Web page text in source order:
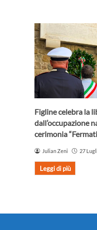
Figline celebra la
dall’occupazione
cerimonia
Julian Zeni 27
Leggi di più